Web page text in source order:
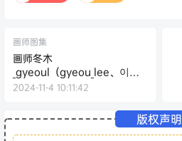
画师图集
画师冬木
_gyeoul（gyeou_lee、이겨
울）的pixiv+twitter(x)图片
2024-11-4 10:11:42
版权声明